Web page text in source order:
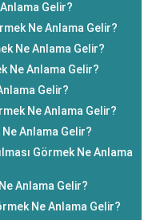
Gelir?
Ne Anlama Gelir?
Ne Anlama Gelir?
Ne Anlama Gelir?
Gelir?
Ne Anlama Gelir?
Ne Anlama Gelir?
Görmek Ne Anlama
Anlama Gelir?
Ne Anlama Gelir?